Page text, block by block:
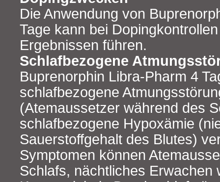
Die Anwendung von
Tage kann bei
Ergebnissen führen.
Schlafbezogene
Buprenorphin Libra-Pharm 4
schlafbezogene
(Atemaussetzer während des
schlafbezogene Hypoxämie
Sauerstoffgehalt des Blutes)
Symptomen können
Schlafs, nächtliches Erwachen